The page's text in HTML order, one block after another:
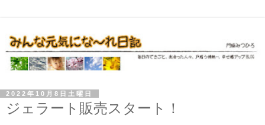
2022年10月8日土曜日
ジェラート販売スタート！